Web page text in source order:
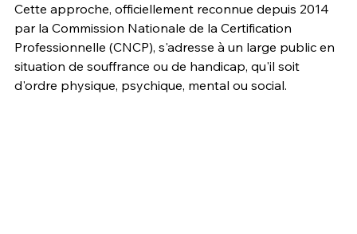
Cette approche, officiellement reconnue depuis 2014
par la Commission Nationale de la Certification
Professionnelle (CNCP), s'adresse à un large public en
situation de souffrance ou de handicap, qu'il soit
d'ordre physique, psychique, mental ou social.